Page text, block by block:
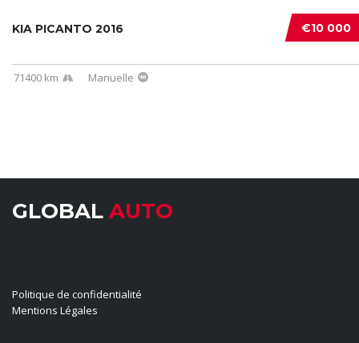
€10 000
KIA PICANTO 2016
71400 km Manuelle
GLOBAL AUTO
Politique de confidentialité
Mentions Légales